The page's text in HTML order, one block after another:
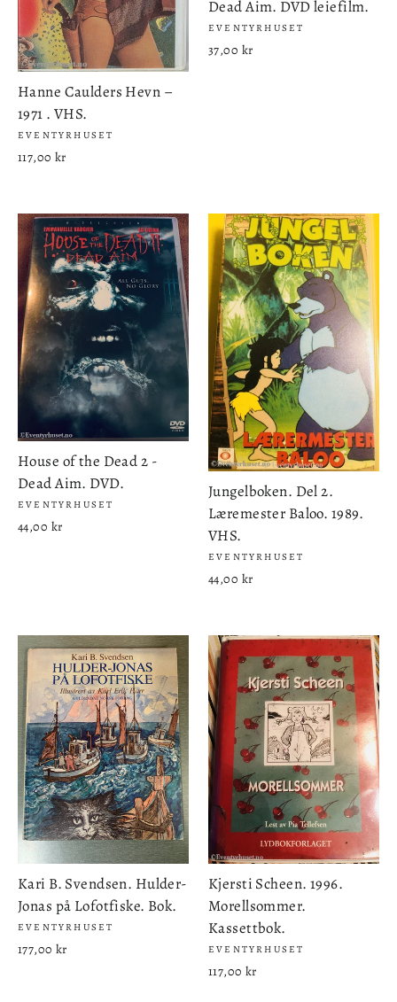
Hanne Caulders Hevn –
1971 . VHS.
EVENTYRHUSET
117,00 kr
Dead Aim. DVD leiefilm.
EVENTYRHUSET
37,00 kr
House of the Dead 2 -
Dead Aim. DVD.
EVENTYRHUSET
44,00 kr
Jungelboken. Del 2.
Læremester Baloo. 1989.
VHS.
EVENTYRHUSET
44,00 kr
Kari B. Svendsen. Hulder-
Jonas på Lofotfiske. Bok.
EVENTYRHUSET
177,00 kr
Kjersti Scheen. 1996.
Morellsommer.
Kassettbok.
EVENTYRHUSET
117,00 kr